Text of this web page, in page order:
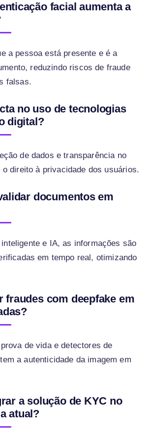
facial aumenta a
a pessoa está presente e é a
reduzindo riscos de fraude
falsas.
no uso de tecnologias
digital?
de dados e transparência no
o direito à privacidade dos usuários.
documentos em
e IA, as informações são
em tempo real, otimizando
fraudes com deepfake em
de vida e detectores de
a autenticidade da imagem em
a solução de KYC no
atual?